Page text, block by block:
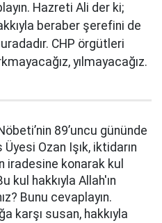
Hazreti Ali der ki;
beraber şerefini de
CHP örgütleri
yılmayacağız.
89’uncu gününde
Ozan Işık, iktidarın
iradesine konarak kul
kul hakkıyla Allah'ın
Bunu cevaplayın.
karşı susan, hakkıyla